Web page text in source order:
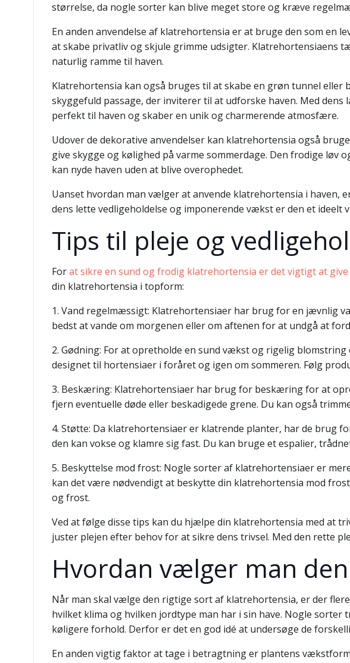
størrelse, da nogle sorter kan blive meget store og kræve
En anden anvendelse af klatrehortensia er at bruge den som en
at skabe privatliv og skjule grimme udsigter.
naturlig ramme til haven.
Klatrehortensia kan også bruges til at skabe en grøn tunnel eller
skyggefuld passage, der inviterer til at udforske haven. Med
perfekt til haven og skaber en unik og charmerende atmosfære.
Udover de dekorative anvendelser kan klatrehortensia også
give skygge og kølighed på varme sommerdage. Den frodige
kan nyde haven uden at blive overophedet.
Uanset hvordan man vælger at anvende klatrehortensia i haven,
dens lette vedligeholdelse og imponerende vækst er den et ideelt
Tips til pleje og
Forat sikre en sund og frodig klatrehortensia er det vigtigt at
din klatrehortensia i topform:
1. Vand regelmæssigt: Klatrehortensiaer har brug for en jævnlig
bedst at vande om morgenen eller om aftenen for at undgå at
2. Gødning: For at opretholde en sund vækst og rigelig
designet til hortensiaer i foråret og igen om sommeren. Følg
3. Beskæring: Klatrehortensiaer har brug for beskæring for at
fjern eventuelle døde eller beskadigede grene. Du kan også
4. Støtte: Da klatrehortensiaer er klatrende planter, har de brug
den kan vokse og klamre sig fast. Du kan bruge et espalier,
5. Beskyttelse mod frost: Nogle sorter af klatrehortensiaer er
kan det være nødvendigt at beskytte din klatrehortensia mod
og frost.
Ved at følge disse tips kan du hjælpe din klatrehortensia med at
juster plejen efter behov for at sikre dens trivsel. Med den rette
Hvordan vælger man
Når man skal vælge den rigtige sort af klatrehortensia, er der
hvilket klima og hvilken jordtype man har i sin have. Nogle
køligere forhold. Derfor er det en god idé at undersøge de
En anden vigtig faktor at tage i betragtning er plantens